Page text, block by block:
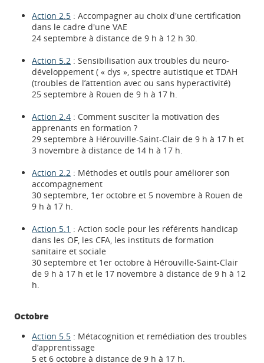
Action 2.5 : Accompagner au choix d'une certification
dans le cadre d'une VAE
24 septembre à distance de 9 h à 12 h 30.
Action 5.2 : Sensibilisation aux troubles du neuro-
développement ( « dys », spectre autistique et TDAH
(troubles de l’attention avec ou sans hyperactivité)
25 septembre à Rouen de 9 h à 17 h.
Action 2.4 : Comment susciter la motivation des
apprenants en formation ?
29 septembre à Hérouville-Saint-Clair de 9 h à 17 h et
3 novembre à distance de 14 h à 17 h.
Action 2.2 : Méthodes et outils pour améliorer son
accompagnement
30 septembre, 1er octobre et 5 novembre à Rouen de
9 h à 17 h.
Action 5.1 : Action socle pour les référents handicap
dans les OF, les CFA, les instituts de formation
sanitaire et sociale
30 septembre et 1er octobre à Hérouville-Saint-Clair
de 9 h à 17 h et le 17 novembre à distance de 9 h à 12
h.
Octobre
Action 5.5 : Métacognition et remédiation des troubles
d’apprentissage
5 et 6 octobre à distance de 9 h à 17 h.